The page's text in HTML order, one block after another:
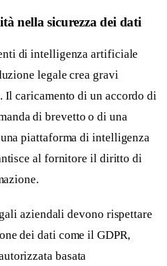
nella sicurezza dei dati
di intelligenza artificiale
legale crea gravi
caricamento di un accordo di
di brevetto o di una
piattaforma di intelligenza
al fornitore il diritto di
aziendali devono rispettare
dei dati come il GDPR,
basata